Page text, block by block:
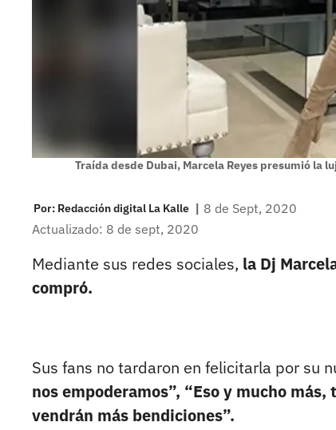
Traída desde Dubai, Marcela Reyes presumió la
Por: Redacción digital La Kalle | 8 de Sept, 2020
Actualizado: 8 de sept, 2020
Mediante sus redes sociales, la Dj
compró.
Sus fans no tardaron en felicitarla por su
nos empoderamos”, “Eso y mucho
vendrán más bendiciones”.